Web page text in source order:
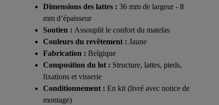
Dimensions des lattes : 36 mm de largeur - 8
mm d’épaisseur
Soutien : Assouplit le confort du matelas
Couleurs du revêtement : Jaune
Fabrication : Belgique
Composition du lot : Structure, lattes, pieds,
fixations et visserie
Conditionnement : En kit (livré avec notice de
montage)